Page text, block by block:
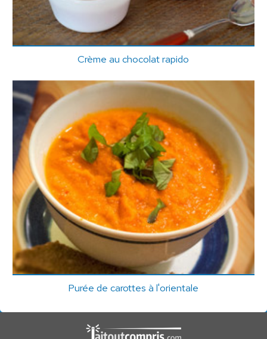
Crème au chocolat rapido
Purée de carottes à l'orientale